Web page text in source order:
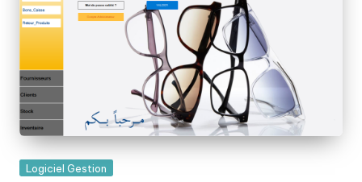
Posted
Logiciel Gestion